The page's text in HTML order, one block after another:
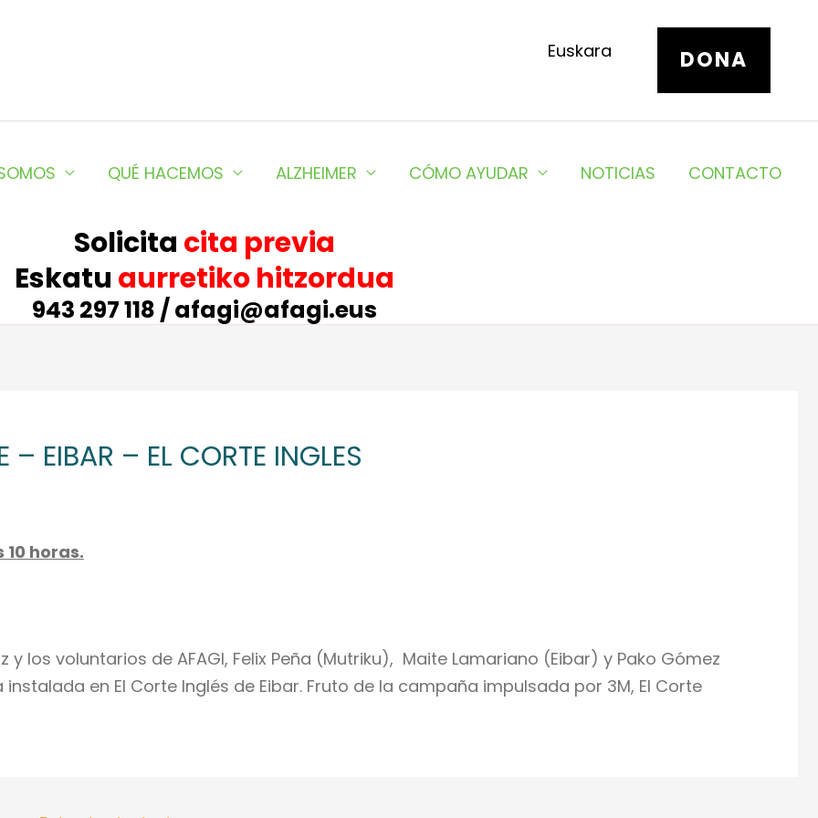
Euskara DONA
QUÉ HACEMOS ALZHEIMER CÓMO AYUDAR NOTICIAS CONTACTO
Solicita cita previa
Eskatu aurretiko hitzordua
943 297 118 / afagi@afagi.eus
EIBAR – EL CORTE INGLES
horas.
y los voluntarios de AFAGI, Felix Peña (Mutriku), Maite Lamariano (Eibar) y Pako Gómez
en El Corte Inglés de Eibar. Fruto de la campaña impulsada por 3M, El Corte